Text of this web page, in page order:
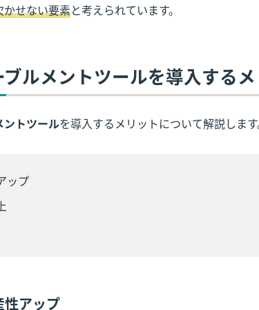
かせない要素と考えられています。
ルメントツールを導入する
ントツールを導入するメリットについて解説しま
ップ
アップ